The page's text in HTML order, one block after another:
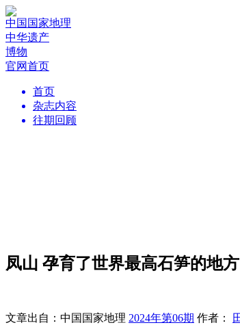
中国国家地理
中华遗产
博物
官网首页
首页
杂志内容
往期回顾
凤山 孕育了世界最高石笋的地
文章出自：中国国家地理 2024年第06期 作者：